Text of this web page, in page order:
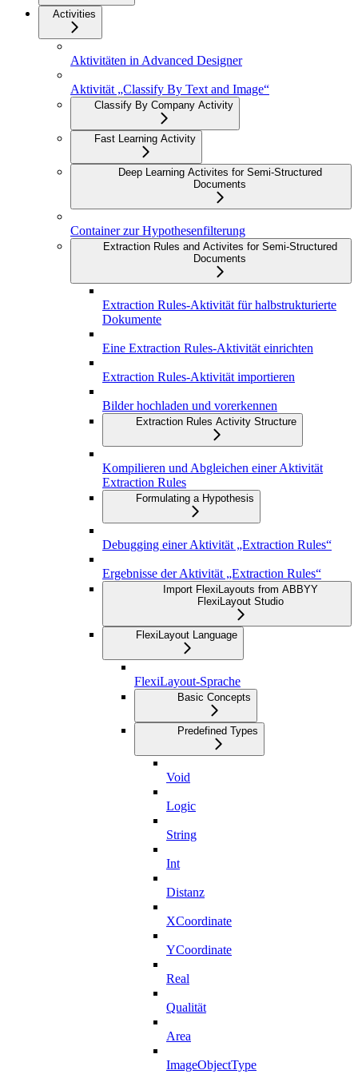
Activities
Aktivitäten in Advanced Designer
Aktivität „Classify By Text and Image“
Classify By Company Activity
Fast Learning Activity
Deep Learning Activites for Semi-Structured
Documents
Container zur Hypothesenfilterung
Extraction Rules and Activites for Semi-Structured
Documents
Extraction Rules-Aktivität für halbstrukturierte
Dokumente
Eine Extraction Rules-Aktivität einrichten
Extraction Rules-Aktivität importieren
Bilder hochladen und vorerkennen
Extraction Rules Activity Structure
Kompilieren und Abgleichen einer Aktivität
Extraction Rules
Formulating a Hypothesis
Debugging einer Aktivität „Extraction Rules“
Ergebnisse der Aktivität „Extraction Rules“
Import FlexiLayouts from ABBYY
FlexiLayout Studio
FlexiLayout Language
FlexiLayout-Sprache
Basic Concepts
Predefined Types
Void
Logic
String
Int
Distanz
XCoordinate
YCoordinate
Real
Qualität
Area
ImageObjectType